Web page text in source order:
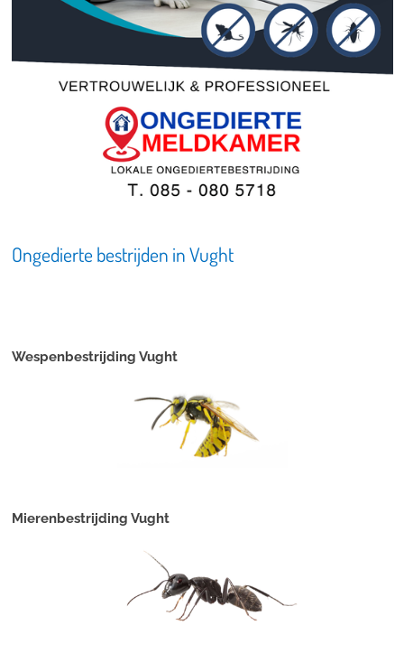
Ongedierte bestrijden in Vught
Wespenbestrijding Vught
Mierenbestrijding Vught